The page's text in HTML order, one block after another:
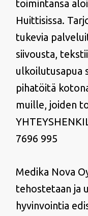
toimintansa
Huittisissa.
tukevia
siivousta,
ulkoilutusapua
pihatöitä
muille, joiden
7696 995
Medika Nova
tehostetaan ja
hyvinvointia